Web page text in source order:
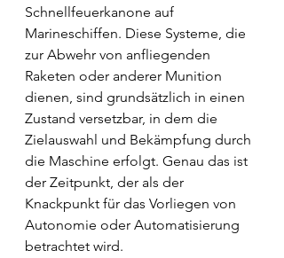
Schnellfeuerkanone auf
Marineschiffen. Diese Systeme, die
zur Abwehr von anfliegenden
Raketen oder anderer Munition
dienen, sind grundsätzlich in einen
Zustand versetzbar, in dem die
Zielauswahl und Bekämpfung durch
die Maschine erfolgt. Genau das ist
der Zeitpunkt, der als der
Knackpunkt für das Vorliegen von
Autonomie oder Automatisierung
betrachtet wird.